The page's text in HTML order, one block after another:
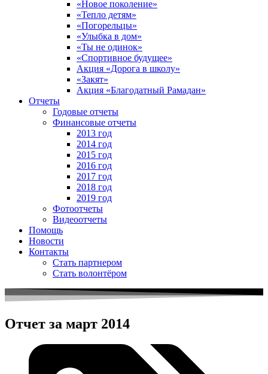
«Новое поколение»
«Тепло детям»
«Погорельцы»
«Улыбка в дом»
«Ты не одинок»
«Спортивное будущее»
Акция «Дорога в школу»
«Закят»
Акция «Благодатный Рамадан»
Отчеты
Годовые отчеты
Финансовые отчеты
2013 год
2014 год
2015 год
2016 год
2017 год
2018 год
2019 год
Фотоотчеты
Видеоотчеты
Помощь
Новости
Контакты
Стать партнером
Стать волонтёром
Отчет за март 2014